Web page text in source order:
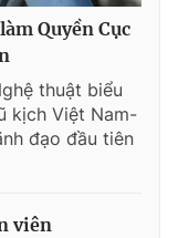
Quyền Cục
thuật biểu
kịch Việt Nam-
đạo đầu tiên
viên